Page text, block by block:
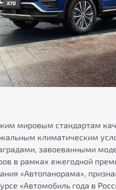
мировым стандартам
климатическим
завоеванными
в рамках ежегодной
«Автопанорама»,
«Автомобиль года в